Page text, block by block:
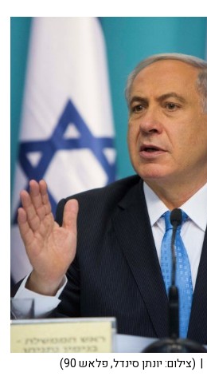
| (צילום: יונתן סינדל, פלאש 90)